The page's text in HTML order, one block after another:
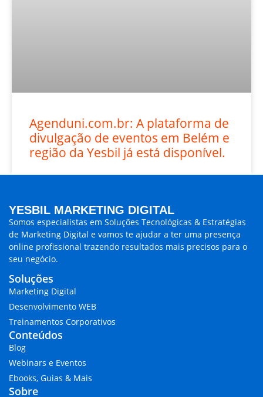
Agenduni.com.br: A plataforma de
divulgação de eventos em Belém e
região da Yesbil já está disponível.
YESBIL MARKETING DIGITAL
Somos especialistas em Soluções Tecnológicas & Estratégias
de Marketing Digital e vamos te ajudar a ter uma presença
online profissional trazendo resultados mais precisos para o
seu negócio.
Soluções
Marketing Digital
Desenvolvimento WEB
Treinamentos Corporativos
Conteúdos
Blog
Webinars e Eventos
Ebooks, Guias & Mais
Sobre